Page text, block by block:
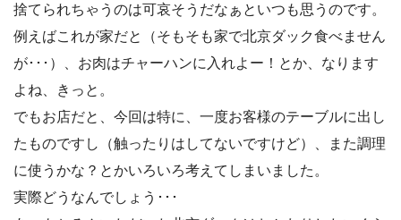
捨てられちゃうのは可哀そうだなぁといつも思うのです。
例えばこれが家だと（そもそも家で北京ダック食べません
が･･･）、お肉はチャーハンに入れよー！とか、なります
よね、きっと。
でもお店だと、今回は特に、一度お客様のテーブルに出し
たものですし（触ったりはしてないですけど）、また調理
に使うかな？とかいろいろ考えてしまいました。
実際どうなんでしょう･･･